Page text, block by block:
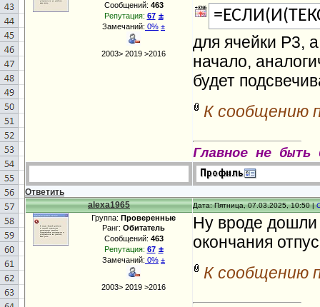
Сообщений: 463
Репутация: 67 ±
Замечаний: 0% ±
2003> 2019 >2016
для ячейки Р3,
начало,
будет
К сообщению
Главное не быть
Ответить
alexa1965
Дата: Пятница, 07.03.2025, 10:50 |
Группа: Проверенные
Ранг: Обитатель
Сообщений: 463
Репутация: 67 ±
Замечаний: 0% ±
2003> 2019 >2016
Ну вроде
окончания
К сообщению